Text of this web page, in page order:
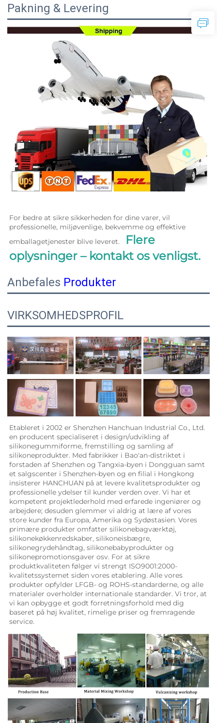
Pakning & Levering
For bedre at sikre sikkerheden for dine varer, vil
professionelle, miljøvenlige, bekvemme og effektive
emballagetjenester blive leveret.
Flere
oplysninger – kontakt os venligst.
Anbefales Produkter
VIRKSOMHEDSPROFIL
Etableret i 2002 er Shenzhen Hanchuan Industrial Co., Ltd.
en producent specialiseret i design/udvikling af
silikonegummiforme, fremstilling og samling af
silikoneprodukter. Med fabrikker i Bao'an-distriktet i
forstaden af Shenzhen og Tangxia-byen i Dongguan samt
et salgscenter i Shenzhen-byen og en filial i Hongkong
insisterer HANCHUAN på at levere kvalitetsprodukter og
professionelle ydelser til kunder verden over. Vi har et
kompetent projektlederhold med erfarede ingeniører og
arbejdere; desuden glemmer vi aldrig at lære af vores
store kunder fra Europa, Amerika og Sydøstasien. Vores
primære produkter omfatter silikonebagværktøj,
silikonekøkkenredskaber, silikoneisbægre,
silikonegrydehåndtag, silikonebabyprodukter og
silikonepromotionsgaver osv. For at sikre
produktkvaliteten følger vi strengt ISO9001:2000-
kvalitetssystemet siden vores etablering. Alle vores
produkter opfylder LFGB- og ROHS-standarderne, og alle
materialer overholder internationale standarder. Vi tror, at
vi kan opbygge et godt forretningsforhold med dig
baseret på høj kvalitet, rimelige priser og fremragende
service.